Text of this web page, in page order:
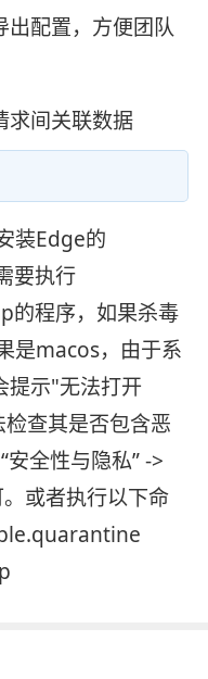
出配置，方便团队
求间关联数据
装Edge的
要执行
程序，如果杀毒
是macos，由于系
提示"无法打开
查其是否包含恶
安全性与隐私” ->
或者执行以下命